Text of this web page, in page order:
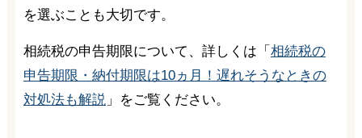
を選ぶことも大切です。
相続税の申告期限について、詳しくは「 相続税の
申告期限・納付期限は10ヵ月！遅れそうなときの
対処法も解説」をご覧ください。